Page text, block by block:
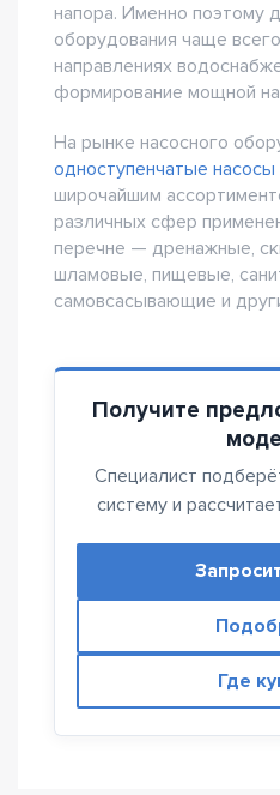
напора. Именно поэтому
оборудования чаще
направлениях
формирование мощной
На рынке насосного
одноступенчатые насосы
широчайшим
различных сфер
перечне — дренажные,
шламовые, пищевые,
самовсасывающие и
Получите
Специалист
систему и
Где